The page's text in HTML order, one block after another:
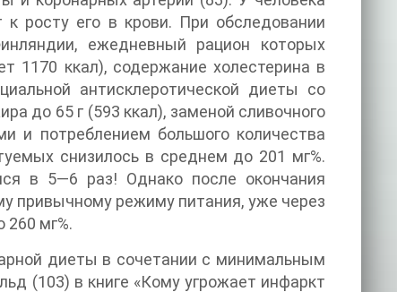
росту его в крови. При обследовании
ежедневный рацион которых
1170 ккал), содержание холестерина в
антисклеротической диеты со
до 65 г (593 ккал), заменой сливочного
и потреблением большого количества
снизилось в среднем до 201 мг%.
в 5—6 раз! Однако после окончания
привычному режиму питания, уже через
мг%.
диеты в сочетании с минимальным
(103) в книге «Кому угрожает инфаркт